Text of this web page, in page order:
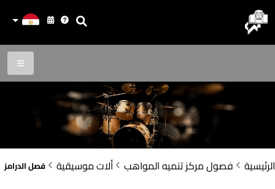
الرئيسية فصول مركز تنميه المواهب ألات موسيقية فصل الدرامز